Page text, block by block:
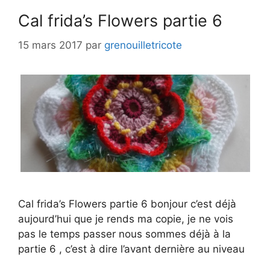
Cal frida’s Flowers partie 6
15 mars 2017 par grenouilletricote
Cal frida’s Flowers partie 6 bonjour c’est déjà
aujourd’hui que je rends ma copie, je ne vois
pas le temps passer nous sommes déjà à la
partie 6 , c’est à dire l’avant dernière au niveau